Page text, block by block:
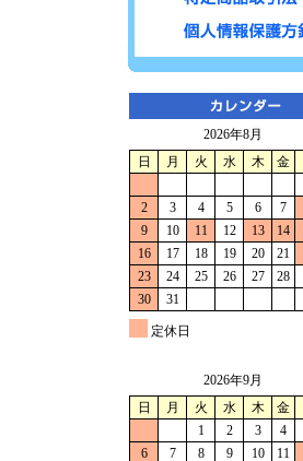
2026年8月
日
月 火 水 木 金
2
3 4 5 6 7
9
10 11 12 13 14
16
17 18 19 20 21
23
24 25 26 27 28
30
31
定休日
2026年9月
日
月 火 水 木 金
1
2 3 4
6
7 8 9 10 11